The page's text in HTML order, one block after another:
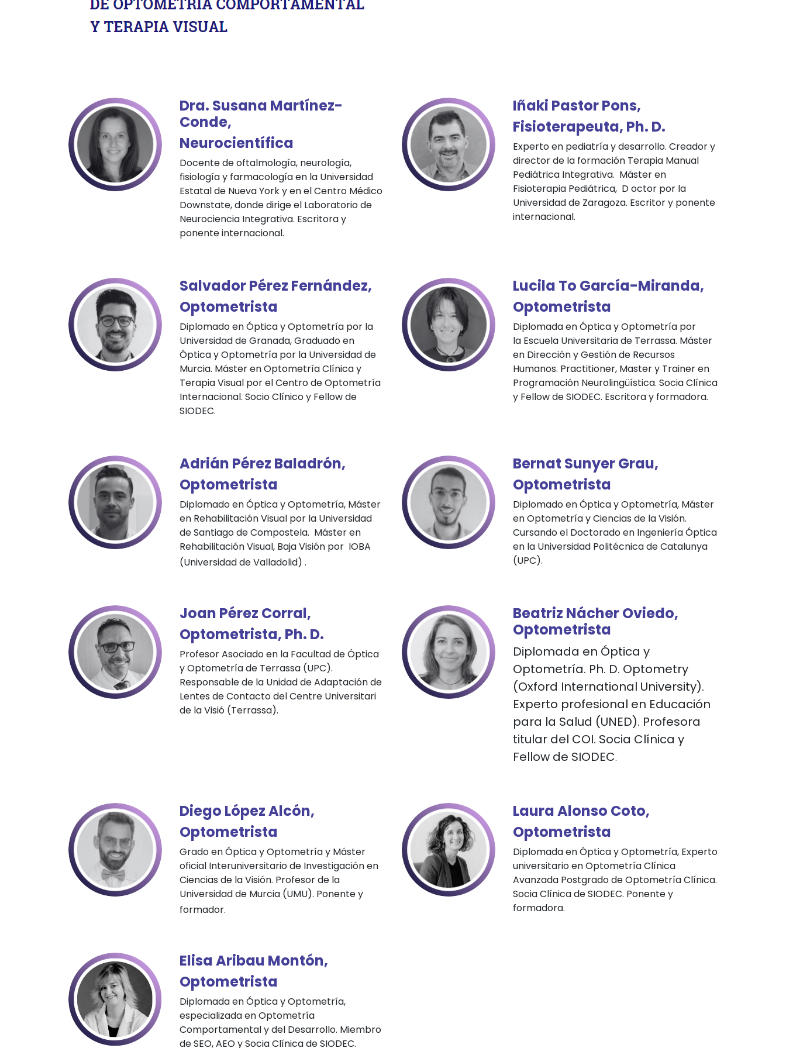
Dra. Susana Martínez-
Conde,
Neurocientífica
Docente de oftalmología, neurología,
fisiología y farmacología en la Universidad
Estatal de Nueva York y en el Centro Médico
Downstate, donde dirige el Laboratorio de
Neurociencia Integrativa. Escritora y
ponente internacional.
Iñaki Pastor Pons,
Fisioterapeuta, Ph. D.
Experto en pediatría y desarrollo. Creador y
director de la formación Terapia Manual
Pediátrica Integrativa. Máster en
Fisioterapia Pediátrica, Doctor por la
Universidad de Zaragoza. Escritor y ponente
internacional.
Salvador Pérez Fernández,
Optometrista
Diplomado en Óptica y Optometría por la
Universidad de Granada, Graduado en
Óptica y Optometría por la Universidad de
Murcia. Máster en Optometría Clínica y
Terapia Visual por el Centro de Optometría
Internacional. Socio Clínico y Fellow de
SIODEC.
Lucila To García-Miranda,
Optometrista
Diplomada en Óptica y Optometría por
la Escuela Universitaria de Terrassa. Máster
en Dirección y Gestión de Recursos
Humanos. Practitioner, Master y Trainer en
Programación Neurolingüística. Socia Clínica
y Fellow de SIODEC. Escritora y formadora.
Adrián Pérez Baladrón,
Optometrista
Diplomado en Óptica y Optometría, Máster
en Rehabilitación Visual por la Universidad
de Santiago de Compostela. Máster en
Rehabilitación Visual, Baja Visión por IOBA
(Universidad de Valladolid) .
Bernat Sunyer Grau,
Optometrista
Diplomado en Óptica y Optometría, Máster
en Optometría y Ciencias de la Visión.
Cursando el Doctorado en Ingeniería Óptica
en la Universidad Politécnica de Catalunya
(UPC).
Joan Pérez Corral,
Optometrista, Ph. D.
Profesor Asociado en la Facultad de Óptica
y Optometría de Terrassa (UPC).
Responsable de la Unidad de Adaptación de
Lentes de Contacto del Centre Universitari
de la Visió (Terrassa).
Beatriz Nácher Oviedo,
Optometrista
Diplomada en Óptica y
Optometría. Ph. D. Optometry
(Oxford International University).
Experto profesional en Educación
para la Salud (UNED). Profesora
titular del COI. Socia Clínica y
Fellow de SIODEC.
Diego López Alcón,
Optometrista
Grado en Óptica y Optometría y Máster
oficial Interuniversitario de Investigación en
Ciencias de la Visión. Profesor de la
Universidad de Murcia (UMU). Ponente y
formador.
Laura Alonso Coto,
Optometrista
Diplomada en Óptica y Optometría, Experto
universitario en Optometría Clínica
Avanzada Postgrado de Optometría Clínica.
Socia Clínica de SIODEC. Ponente y
formadora.
Elisa Aribau Montón,
Optometrista
Diplomada en Óptica y Optometría,
especializada en Optometría
Comportamental y del Desarrollo. Miembro
de SEO, AEO y Socia Clínica de SIODEC.